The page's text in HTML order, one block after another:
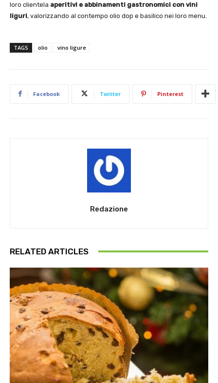
loro clientela aperitivi e abbinamenti gastronomici con vini
liguri, valorizzando al contempo olio dop e basilico nei loro menu.
TAGS olio vino ligure
Facebook Twitter Pinterest
Redazione
RELATED ARTICLES